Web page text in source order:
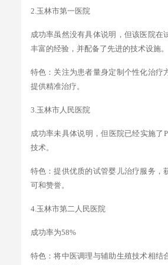
2.玉林市第一医院
成功率虽然没有具体说明，但该医院在
丰富的经验，并配备了先进的技术设施。
特色：关注为患者量身定制个性化治疗
提供精准治疗。
3.玉林市人民医院
成功率未具体说明，但医院已经实施了
技术。
特色：提供优质的试管婴儿治疗服务，
可和赞誉。
4.玉林市第二人民医院
成功率为58%
特色：将中医调理与辅助生殖技术相结